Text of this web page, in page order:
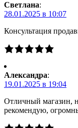
Светлана:
28.01.2025 в 10:07
Консультация
Александра:
19.01.2025 в 19:04
Отличный магазин,
рекомендую,